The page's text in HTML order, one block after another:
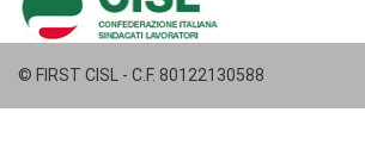
© FIRST CISL - C.F. 80122130588